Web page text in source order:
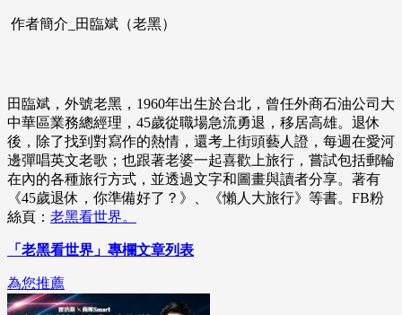
作者簡介_田臨斌（老黑）
田臨斌，外號老黑，1960年出生於台北，曾任外商石油公司大
中華區業務總經理，45歲從職場急流勇退，移居高雄。退休
後，除了找到對寫作的熱情，還考上街頭藝人證，每週在愛河
邊彈唱英文老歌；也跟著老婆一起喜歡上旅行，嘗試包括郵輪
在內的各種旅行方式，並透過文字和圖畫與讀者分享。著有
《45歲退休，你準備好了？》、《懶人大旅行》等書。FB粉
絲頁： 老黑看世界。
「老黑看世界」專欄文章列表
為您推薦